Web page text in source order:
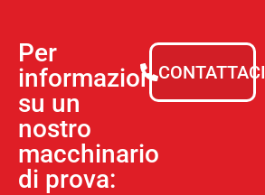
Per
informazioni
su un
nostro
macchinario
di prova:
CONTATTACI